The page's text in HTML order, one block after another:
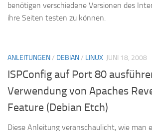
benötigen verschiedene Versionen des
ihre Seiten testen zu können.
ANLEITUNGEN/ DEBIAN/ LINUX JUNI 18, 2008
ISPConfig auf Port 80
Verwendung von Apaches
Feature (Debian Etch)
Diese Anleitung veranschaulicht, wie man